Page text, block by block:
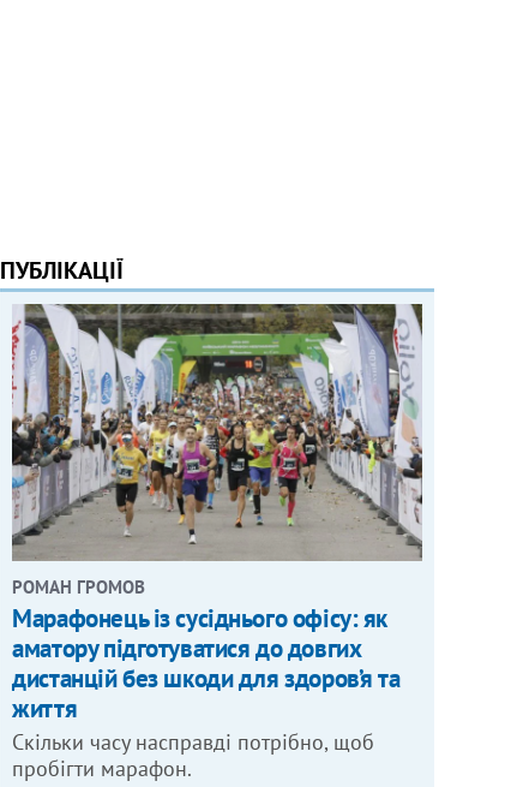
ПУБЛІКАЦІЇ
РОМАН ГРОМОВ
Марафонець із сусіднього офісу: як
аматору підготуватися до довгих
дистанцій без шкоди для здоров’я та
життя
Скільки часу насправді потрібно, щоб
пробігти марафон.